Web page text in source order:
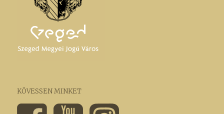
KÖVESSEN MINKET